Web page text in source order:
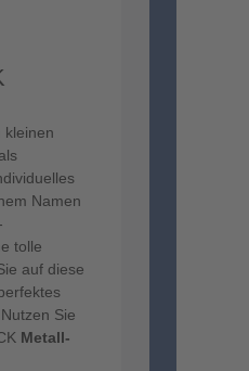
kleinen
Namen
tolle
auf diese
Sie
Metall-